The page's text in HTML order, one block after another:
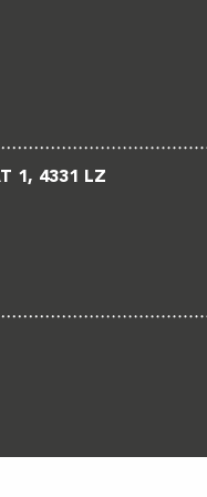
1, 4331 LZ